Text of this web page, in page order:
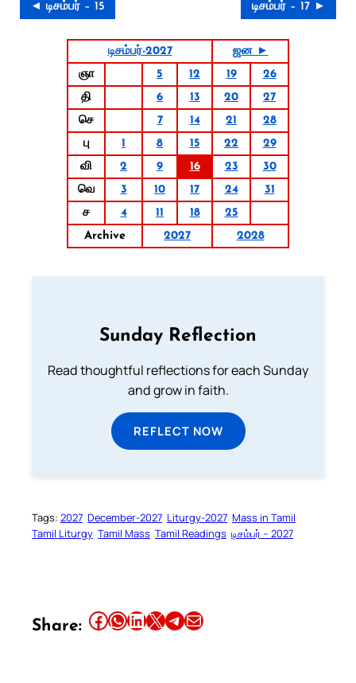
◄ டிசம்பர் – 15 டிசம்பர் – 17 ►
டிசம்பர்-2027
ஜன ►
ஞா
5 12 19
26
தி
6 13 20
27
செ
7 14 21
28
பு
1 8 15 22
29
வி
2 9 16 23
30
வெ
3 10 17 24
31
ச
4 11 18
25
Archive
2027 2028
Sunday Reflection
Read thoughtful reflections for each Sunday
and grow in faith.
REFLECT NOW
Tags: 2027 December-2027 Liturgy-2027 Mass in Tamil
Tamil Liturgy Tamil Mass Tamil Readings டிசம்பர் – 2027
Share: Share this article on Facebook Share this article on WhatsApp Share this article on LinkedIn Share this article on X Share this article on TelegramEmail this Article